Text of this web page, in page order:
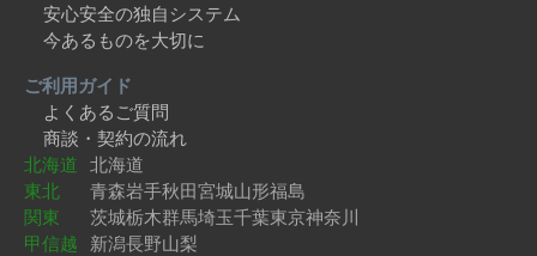
安心安全の独自システム
今あるものを大切に
ご利用ガイド
よくあるご質問
商談・契約の流れ
北海道 北海道
東北
青森岩手秋田宮城山形福島
関東
茨城栃木群馬埼玉千葉東京神奈川
甲信越 新潟長野山梨